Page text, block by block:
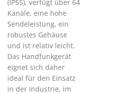
(IP55), verfügt über 64
Kanäle, eine hohe
Sendeleistung, ein
robustes Gehäuse
und ist relativ leicht.
Das Handfunkgerät
eignet sich daher
ideal für den Einsatz
in der Industrie, im